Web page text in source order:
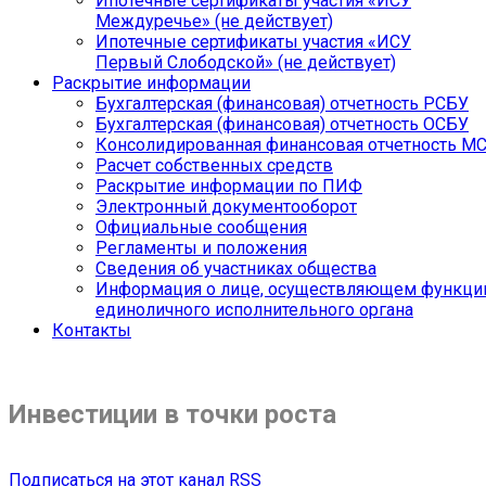
Междуречье» (не действует)
Ипотечные сертификаты участия «ИСУ
Первый Слободской» (не действует)
Раскрытие информации
Бухгалтерская (финансовая) отчетность РСБУ
Бухгалтерская (финансовая) отчетность ОСБУ
Консолидированная финансовая отчетность
Расчет собственных средств
Раскрытие информации по ПИФ
Электронный документооборот
Официальные сообщения
Регламенты и положения
Сведения об участниках общества
Информация о лице, осуществляющем
единоличного исполнительного органа
Контакты
Инвестиции в точки роста
Подписаться на этот канал RSS